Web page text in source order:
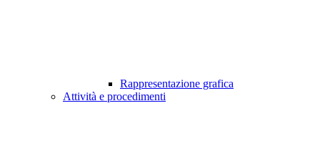
Rappresentazione grafica
Attività e procedimenti